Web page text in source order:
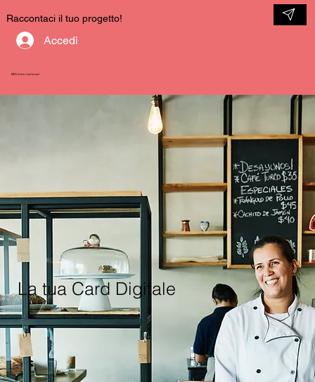
NDV International
Accedi
Raccontaci il tuo progetto!
La tua Card Digitale